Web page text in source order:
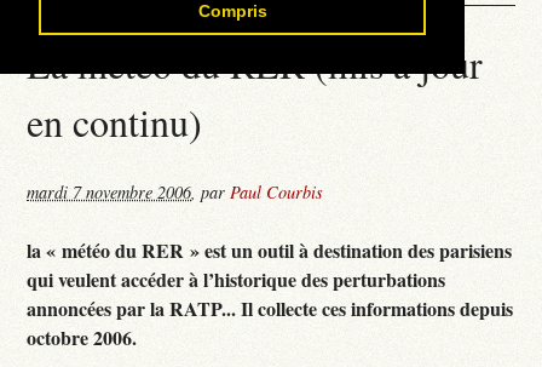
Compris
La météo du RER (mis à jour
en continu)
mardi 7 novembre 2006,parPaul Courbis
la « météo du RER » est un outil à destination des parisiens
qui veulent accéder à l’historique des perturbations
annoncées par la RATP... Il collecte ces informations depuis
octobre 2006.